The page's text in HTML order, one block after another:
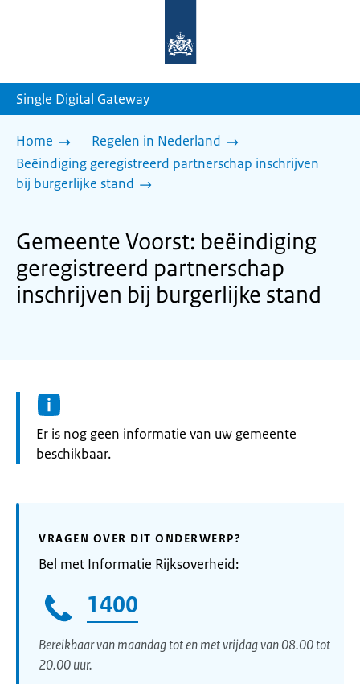
homepage
Single Digital Gateway
Home
Regelen in Nederland
Beëindiging geregistreerd partnerschap inschrijven
bij burgerlijke stand
Gemeente Voorst: beëindiging
geregistreerd partnerschap
inschrijven bij burgerlijke stand
Informatie:
Er is nog geen informatie van uw gemeente
beschikbaar.
VRAGEN OVER DIT ONDERWERP?
Bel met Informatie Rijksoverheid:
1400
Bereikbaar van maandag tot en met vrijdag van 08.00 tot
20.00 uur.